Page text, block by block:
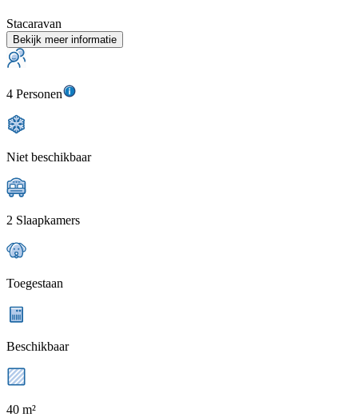
Stacaravan
Bekijk meer informatie
4 Personen
Niet beschikbaar
2 Slaapkamers
Toegestaan
Beschikbaar
40 m²